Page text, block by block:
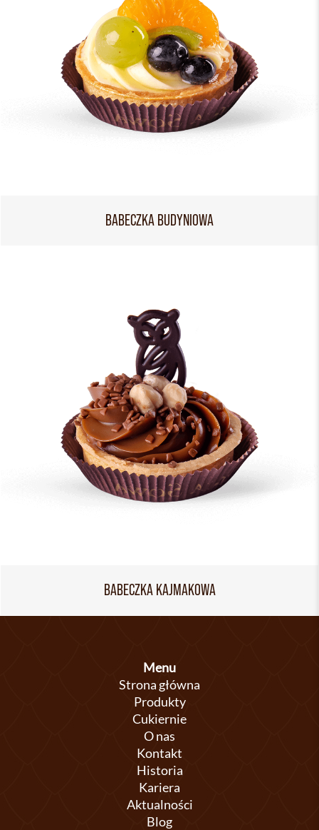
BABECZKA BUDYNIOWA
BABECZKA KAJMAKOWA
Menu
Strona główna
Produkty
Cukiernie
O nas
Kontakt
Historia
Kariera
Aktualności
Blog